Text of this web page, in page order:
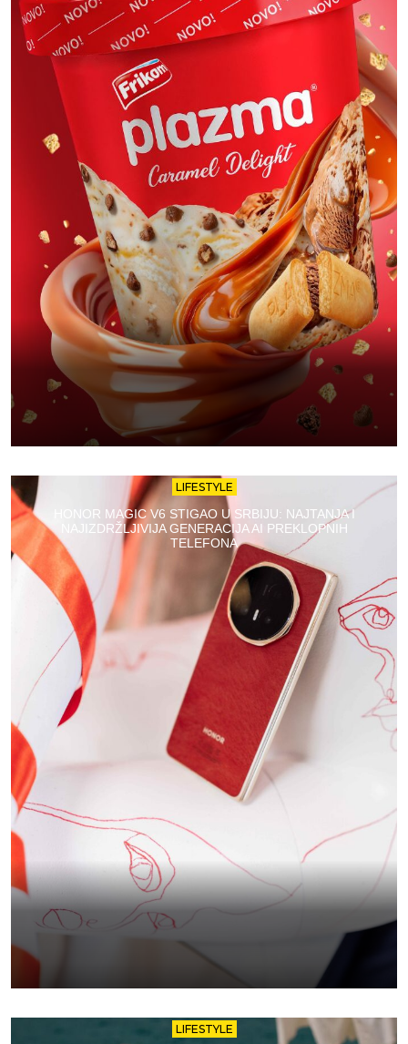
LIFESTYLE
HONOR MAGIC V6 STIGAO U SRBIJU: NAJTANJA I
NAJIZDRŽLJIVIJA GENERACIJA AI PREKLOPNIH
TELEFONA
LIFESTYLE